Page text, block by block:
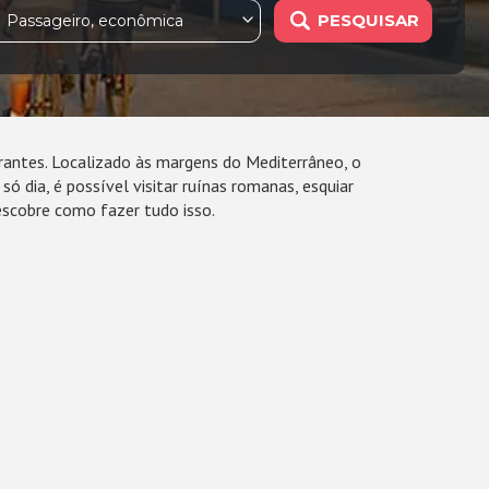
Passageiro, econômica PESQUISAR
Localizado às margens do Mediterrâneo, o
dia, é possível visitar ruínas romanas, esquiar
como fazer tudo isso.